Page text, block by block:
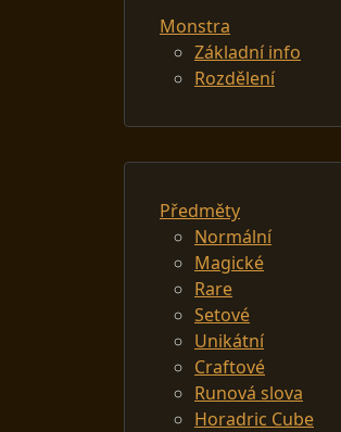
Monstra
Základní info
Rozdělení
Předměty
Normální
Magické
Rare
Setové
Unikátní
Craftové
Runová slova
Horadric Cube